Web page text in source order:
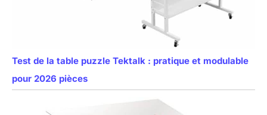
Test de la table puzzle Tektalk : pratique et modulable
pour 2026 pièces